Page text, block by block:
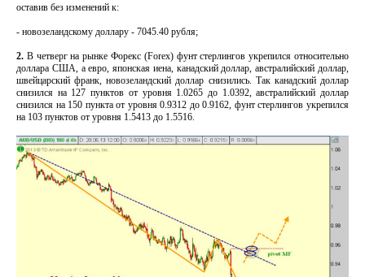
оставив без изменений к:
- новозеландскому доллару - 7045.40 рубля;
2. В четверг на рынке Форекс (Forex) фунт стерлингов укрепился относительно
доллара США, а евро, японская иена, канадский доллар, австралийский доллар,
швейцарский франк, новозеландский доллар снизились. Так канадский доллар
снизился на 127 пунктов от уровня 1.0265 до 1.0392, австралийский доллар
снизился на 150 пункта от уровня 0.9312 до 0.9162, фунт стерлингов укрепился
на 103 пунктов от уровня 1.5413 до 1.5516.